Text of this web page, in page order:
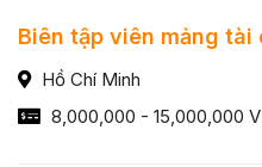
Biên tập viên mảng tài
Hồ Chí Minh
8,000,000 - 15,000,000